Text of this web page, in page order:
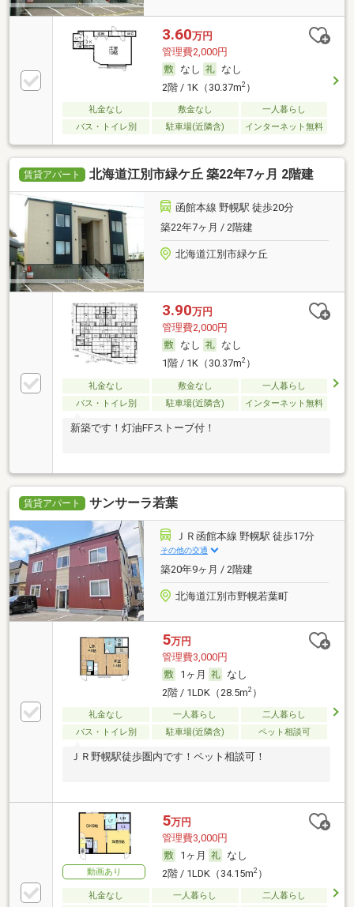
3.60万円
管理費2,000円
なし
なし
2階 / 1K（30.37m2）
礼金なし 敷金なし
一人暮らし
バス・トイレ別
駐車場(近隣含) インターネット無料
賃貸アパート 北海道江別市緑ケ丘 築22年7ヶ月 2階建
函館本線 野幌駅 徒歩20分
築22年7ヶ月 / 2階建
北海道江別市緑ケ丘
3.90万円
管理費2,000円
なし
なし
1階 / 1K（30.37m2）
礼金なし 敷金なし
一人暮らし
バス・トイレ別
駐車場(近隣含) インターネット無料
新築です！灯油FFストーブ付！
賃貸アパート サンサーラ若葉
ＪＲ函館本線 野幌駅 徒歩17分
その他の交通
築20年9ヶ月 / 2階建
北海道江別市野幌若葉町
5万円
管理費3,000円
1ヶ月
なし
2階 / 1LDK（28.5m2）
礼金なし 一人暮らし
二人暮らし
バス・トイレ別
駐車場(近隣含) ペット相談可
ＪＲ野幌駅徒歩圏内です！ペット相談可！
動画あり
5万円
管理費3,000円
1ヶ月
なし
2階 / 1LDK（34.15m2）
礼金なし 一人暮らし
二人暮らし